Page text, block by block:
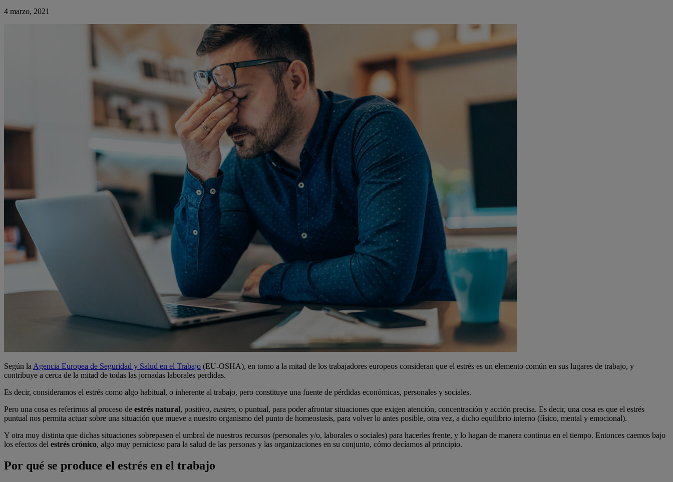
4 marzo, 2021
Según la Agencia Europea de Seguridad y Salud en el Trabajo (EU-OSHA), en torno a la mitad de los trabajadores europeos consideran que el estrés es un elemento común en sus lugares de trabajo, y
contribuye a cerca de la mitad de todas las jornadas laborales perdidas.
Es decir, consideramos el estrés como algo habitual, o inherente al trabajo, pero constituye una fuente de pérdidas económicas, personales y sociales.
Pero una cosa es referirnos al proceso de estrés natural, positivo, eustres, o puntual, para poder afrontar situaciones que exigen atención, concentración y acción precisa. Es decir, una cosa es que el estrés
puntual nos permita actuar sobre una situación que mueve a nuestro organismo del punto de homeostasis, para volver lo antes posible, otra vez, a dicho equilibrio interno (físico, mental y emocional).
Y otra muy distinta que dichas situaciones sobrepasen el umbral de nuestros recursos (personales y/o, laborales o sociales) para hacerles frente, y lo hagan de manera continua en el tiempo. Entonces caemos bajo
los efectos del estrés crónico, algo muy pernicioso para la salud de las personas y las organizaciones en su conjunto, cómo decíamos al principio.
Por qué se produce el estrés en el trabajo